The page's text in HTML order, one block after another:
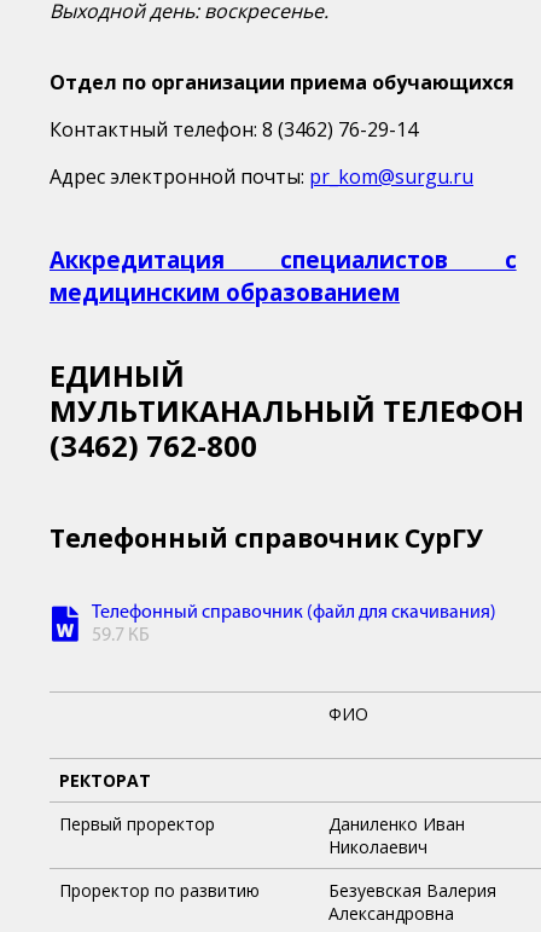
Выходной день: воскресенье.
Отдел по организации приема обучающихся
Контактный телефон: 8 (3462) 76-29-14
Адрес электронной почты: pr_kom@surgu.ru
Аккредитация специалистов с
медицинским образованием
ЕДИНЫЙ
МУЛЬТИКАНАЛЬНЫЙ ТЕЛЕФОН
(3462) 762-800
Телефонный справочник СурГУ
Телефонный справочник (файл для скачивания)
59.7 КБ
ФИО
РЕКТОРАТ
Первый проректор
Даниленко Иван
Николаевич
Проректор по развитию
Безуевская Валерия
Александровна